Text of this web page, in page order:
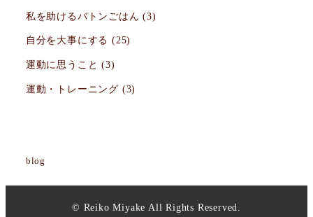
私を助けるバトンごはん (3)
自分を大事にする (25)
運動に思うこと (3)
運動・トレーニング (3)
blog
© Reiko Miyake All Rights Reserved.